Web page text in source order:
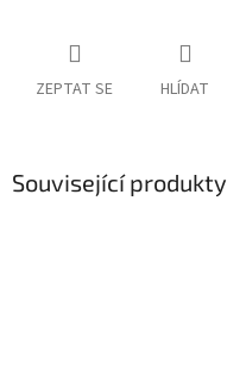
ZEPTAT SE HLÍDAT
Související produkty